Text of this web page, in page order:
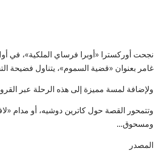
نجحت أوركسترا «أوبرا فرساي الملكية»، في
غامر بعنوان «قضية السموم»، يتناول فضيحة
ولإضافة لمسة مميزة إلى هذه الرحلة عبر
وتتمحور القصة حول كاترين دوشيه، أو مدام
ومسحوق…
المصدر